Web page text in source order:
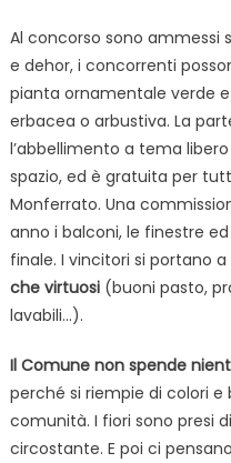
Al concorso sono ammessi
e dehor, i concorrenti
pianta ornamentale verde
erbacea o arbustiva. La
l’abbellimento a tema
spazio, ed è gratuita per
Monferrato. Una
anno i balconi, le finestre
finale. I vincitori si portano
che virtuosi(buoni pasto,
lavabili…).
Il Comune non spende
perché si riempie di colori e
comunità. I fiori sono presi
circostante. E poi ci